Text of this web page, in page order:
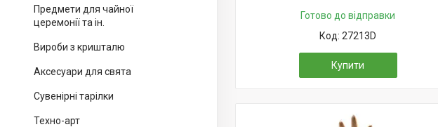
Предмети для чайної
церемонії та ін.
Вироби з кришталю
Аксесуари для свята
Сувенірні тарілки
Техно-арт
Готово до відправки
27213D
Купити